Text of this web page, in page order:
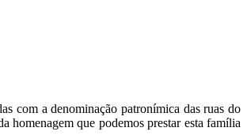
com a denominação patronímica das ruas do
que podemos prestar esta família